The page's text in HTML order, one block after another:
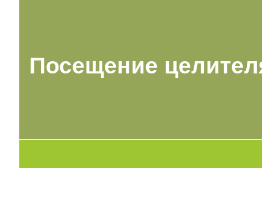
Посещение